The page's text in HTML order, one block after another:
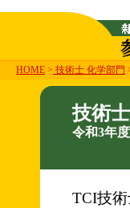
HOME > 技術士 化学部門
技術
令和3年
TCI技